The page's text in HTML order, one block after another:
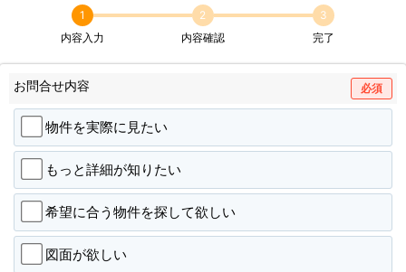
1
内容入力
2
内容確認
3
完了
お問合せ内容 必須
物件を実際に見たい
もっと詳細が知りたい
希望に合う物件を探して欲しい
図面が欲しい